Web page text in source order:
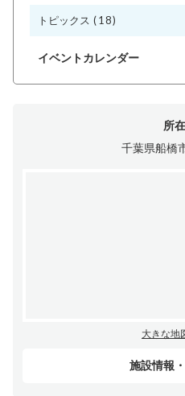
トピックス (18)
イベントカレンダー
所
千葉県船橋
大きな地
施設情報